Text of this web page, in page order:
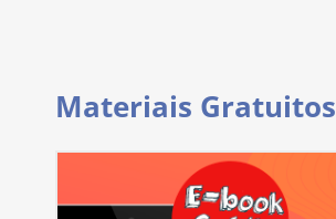
Materiais Gratuitos